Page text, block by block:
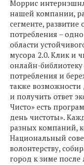
Моррис
нашей компании,
сегменте, развитие
потребления –
области
мусора 2.0. Клик и
онлайн-библиотеку
потребления и
также возможности
и получить ответ
Чисто» есть
день чистоты».
разных компаний,
Национальный
волонтерству,
город к зиме после